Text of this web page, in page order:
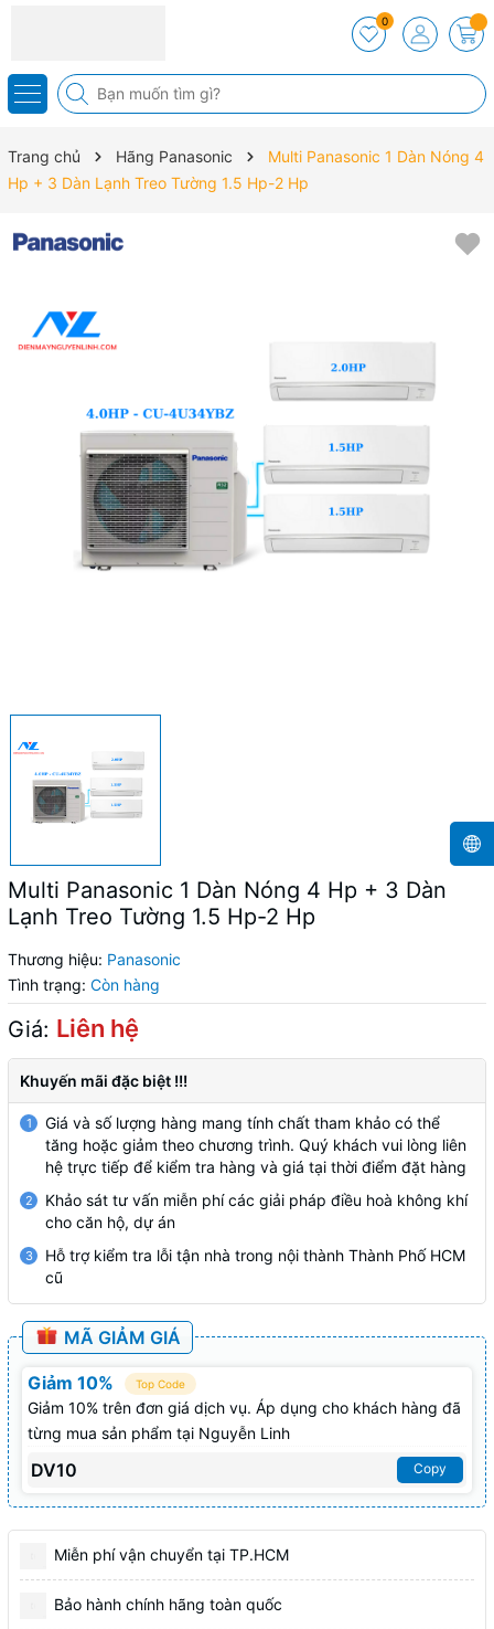
0
Trang chủ Hãng Panasonic
Multi Panasonic 1 Dàn Nóng 4
Hp + 3 Dàn Lạnh Treo Tường 1.5 Hp-2 Hp
Multi Panasonic 1 Dàn Nóng 4 Hp + 3 Dàn
Lạnh Treo Tường 1.5 Hp-2 Hp
Thương hiệu: Panasonic
Tình trạng: Còn hàng
Giá: Liên hệ
Khuyến mãi đặc biệt !!!
1
Giá và số lượng hàng mang tính chất tham khảo có thể
tăng hoặc giảm theo chương trình. Quý khách vui lòng liên
hệ trực tiếp để kiểm tra hàng và giá tại thời điểm đặt hàng
2
Khảo sát tư vấn miễn phí các giải pháp điều hoà không khí
cho căn hộ, dự án
3
Hỗ trợ kiểm tra lỗi tận nhà trong nội thành Thành Phố HCM
cũ
MÃ GIẢM GIÁ
Giảm 10% Top Code
Giảm 10% trên đơn giá dịch vụ. Áp dụng cho khách hàng đã
từng mua sản phẩm tại Nguyễn Linh
DV10 Copy
Miễn phí vận chuyển tại TP.HCM
Bảo hành chính hãng toàn quốc